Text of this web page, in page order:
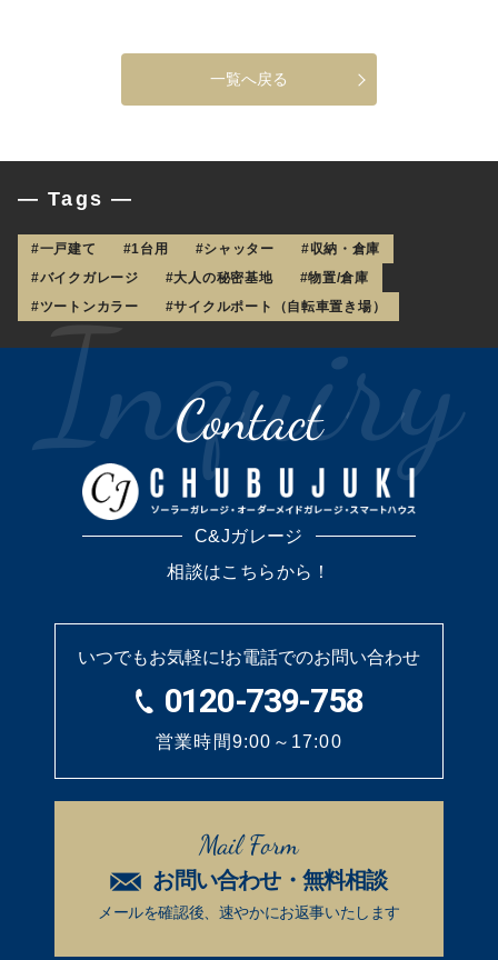
一覧へ戻る
— Tags —
#一戸建て #1台用 #シャッター
#収納・倉庫
#バイクガレージ
#大人の秘密基地
#物置/倉庫
#ツートンカラー
#サイクルポート（自転車置き場）
Contact
C&Jガレージ
相談はこちらから！
いつでもお気軽に!お電話でのお問い合わせ
0120-739-758
営業時間9:00～17:00
Mail Form
お問い合わせ・無料相談
メールを確認後、速やかにお返事いたします